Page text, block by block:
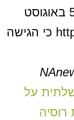
אלכסנדרה אפלברג הודיעה ב-5 באוגוסט
2026 https://t.me/minarety/2073 כי הגישה
על